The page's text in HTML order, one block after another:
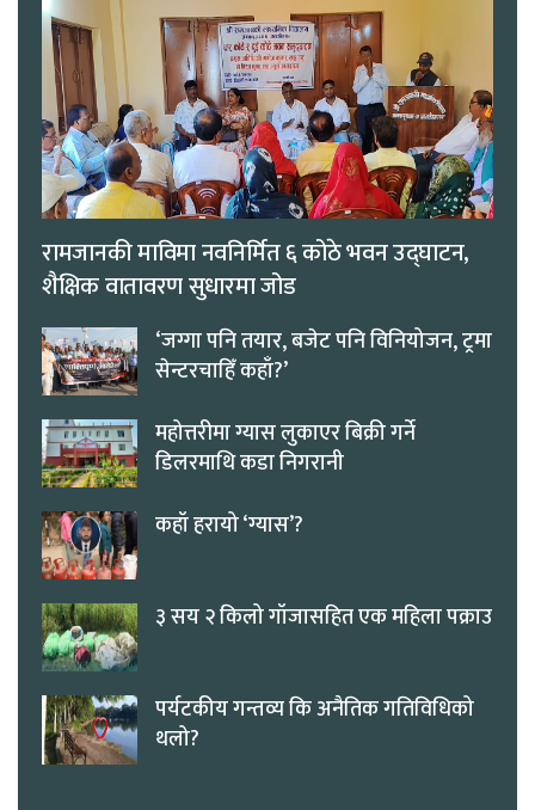
रामजानकी माविमा नवनिर्मित ६ कोठे भवन उद्घाटन,
शैक्षिक वातावरण सुधारमा जोड
‘जग्गा पनि तयार, बजेट पनि विनियोजन, ट्रमा
सेन्टरचाहिँ कहाँ?’
महोत्तरीमा ग्यास लुकाएर बिक्री गर्ने
डिलरमाथि कडा निगरानी
कहाँ हरायो ‘ग्यास’?
३ सय २ किलो गाँजासहित एक महिला पक्राउ
पर्यटकीय गन्तव्य कि अनैतिक गतिविधिको
थलो?